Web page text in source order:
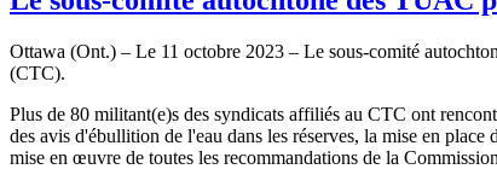
Ottawa (Ont.) – Le 11 octobre 2023 – Le sous-comité
(CTC).
Plus de 80 militant(e)s des syndicats affiliés au CTC ont
des avis d'ébullition de l'eau dans les réserves, la mise en
mise en œuvre de toutes les recommandations de la